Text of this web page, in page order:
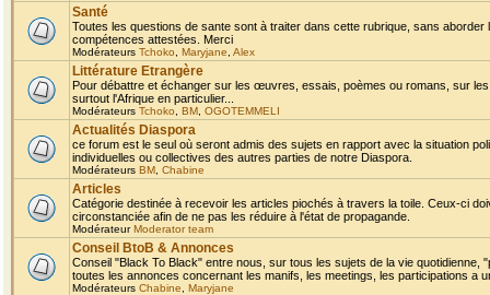
Santé
Toutes les questions de sante sont à traiter dans cette rubrique, sans
compétences attestées. Merci
Modérateurs Tchoko Maryjane Alex
Littérature Etrangère
Pour débattre et échanger sur les œuvres, essais, poèmes ou romans, sur
surtout l'Afrique en particulier...
Modérateurs Tchoko BM OGOTEMMELI
Actualités Diaspora
ce forum est le seul où seront admis des sujets en rapport avec la situation
individuelles ou collectives des autres parties de notre Diaspora.
Modérateurs BM Chabine
Articles
Catégorie destinée à recevoir les articles piochés à travers la toile. Ceux-ci
circonstanciée afin de ne pas les réduire à l'état de propagande.
ModérateurModerator team
Conseil BtoB & Annonces
Conseil "Black To Black" entre nous, sur tous les sujets de la vie
toutes les annonces concernant les manifs, les meetings, les participations a
Modérateurs Chabine Maryjane